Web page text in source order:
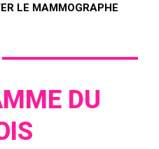
LE MAMMOGRAPHE
DU